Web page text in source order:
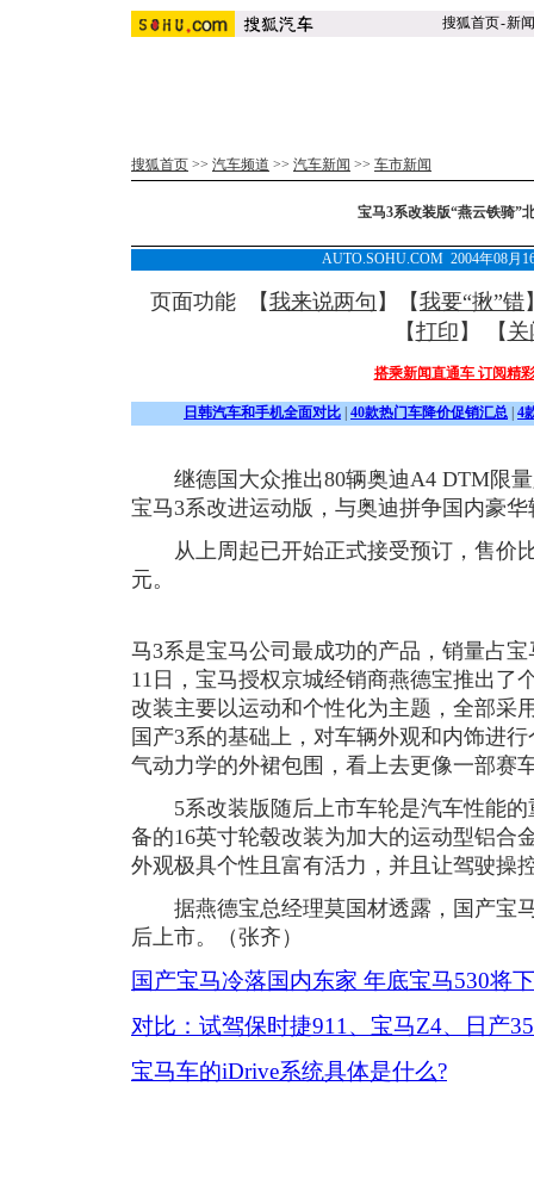
搜狐首页-新闻
搜狐首页 >> 汽车频道 >> 汽车新闻 >> 车市新闻
宝马3系改装版“燕云铁骑”
AUTO.SOHU.COM 2004年08月
页面功能 【我来说两句 】【我要“揪”错
【打印 】 【 关
搭乘新闻直通车 订阅精
日韩汽车和手机全面对比 40款热门车降价促销汇总 4
继德国大众推出80辆奥迪A4 DTM限量
宝马3系改进运动版，与奥迪拼争国内豪
从上周起已开始正式接受预订，售价
元。
马3系是宝马公司最成功的产品，销量占
11日，宝马授权京城经销商燕德宝推出了
改装主要以运动和个性化为主题，全部采
国产3系的基础上，对车辆外观和内饰进
气动力学的外裙包围，看上去更像一部赛
5系改装版随后上市车轮是汽车性能的
备的16英寸轮毂改装为加大的运动型铝合
外观极具个性且富有活力，并且让驾驶操
据燕德宝总经理莫国材透露，国产宝
后上市。（张齐）
国产宝马冷落国内东家 年底宝马530将
对比：试驾保时捷911、宝马Z4、日产
宝马车的iDrive系统具体是什么?